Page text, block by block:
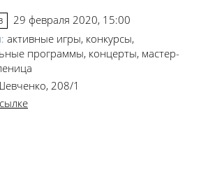
29 февраля 2020, 15:00
активные игры, конкурсы,
программы, концерты, мастер-
208/1